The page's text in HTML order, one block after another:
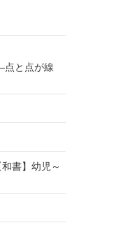
と点が線
書】幼児～